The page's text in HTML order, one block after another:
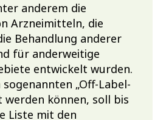
anderem die
Arzneimitteln, die
Behandlung anderer
für anderweitige
entwickelt wurden.
„Off-Label-
werden können, soll bis
Liste mit den